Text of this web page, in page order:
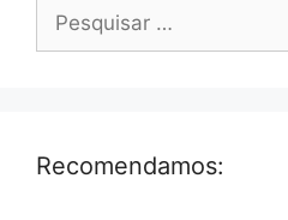
por:
Recomendamos: